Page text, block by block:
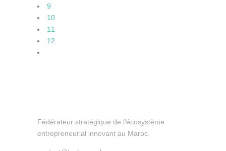
9
10
11
12
Fédérateur stratégique de l'écosystème
entrepreneurial innovant au Maroc.